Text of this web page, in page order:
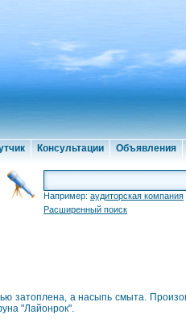
Консультации Объявления
Например: аудиторская компания
Расширенный поиск
затоплена, а насыпь смыта.
"Лайонрок".